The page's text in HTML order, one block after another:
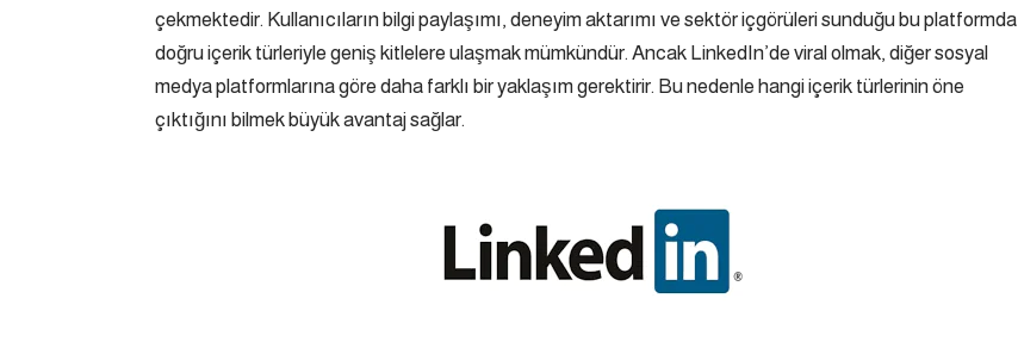
çekmektedir. Kullanıcıların bilgi paylaşımı, deneyim aktarımı ve sektör içgörüleri sunduğu bu platformda
doğru içerik türleriyle geniş kitlelere ulaşmak mümkündür. Ancak LinkedIn’de viral olmak, diğer sosyal
medya platformlarına göre daha farklı bir yaklaşım gerektirir. Bu nedenle hangi içerik türlerinin öne
çıktığını bilmek büyük avantaj sağlar.